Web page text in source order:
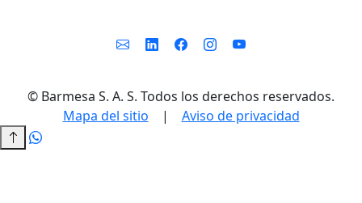
© Barmesa S. A. S. Todos los derechos reservados.
Mapa del sitio | Aviso de privacidad